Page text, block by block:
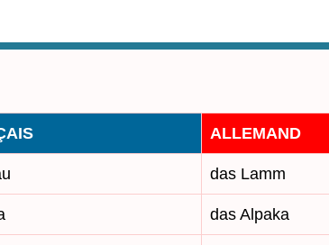
ALLEMAND
das Lamm
das Alpaka